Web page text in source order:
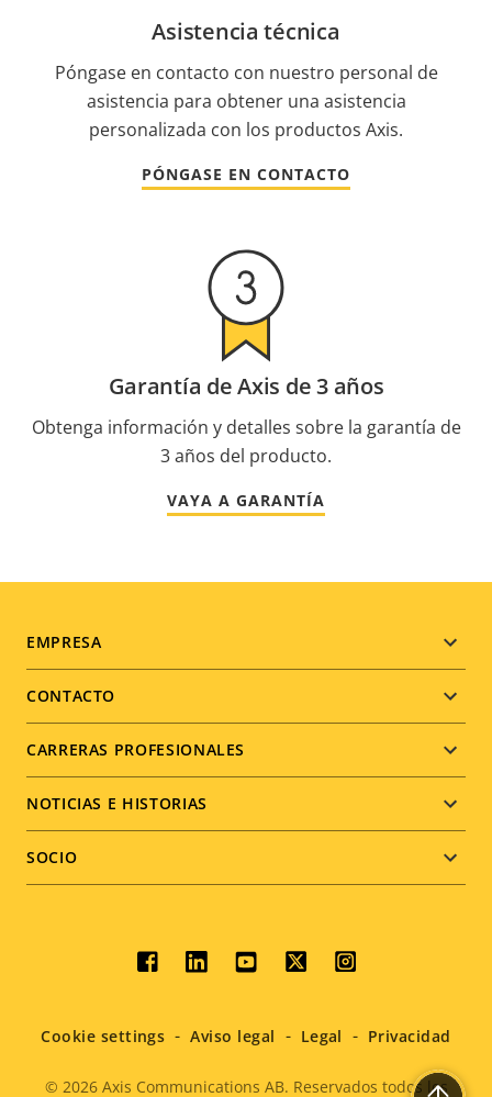
Asistencia técnica
Póngase en contacto con nuestro personal de
asistencia para obtener una asistencia
personalizada con los productos Axis.
PÓNGASE EN CONTACTO
Garantía de Axis de 3 años
Obtenga información y detalles sobre la garantía de
3 años del producto.
VAYA A GARANTÍA
Footer
menu
EMPRESA
CONTACTO
CARRERAS PROFESIONALES
NOTICIAS E HISTORIAS
SOCIO
Social
menu
© 2026Axis Communications AB. Reservados todos los
Cookie settings Aviso legal Legal Privacidad